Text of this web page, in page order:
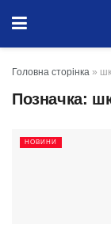
Головна сторінка »
Позначка:
НОВИНИ